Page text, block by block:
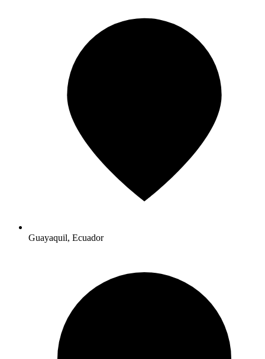
Guayaquil, Ecuador